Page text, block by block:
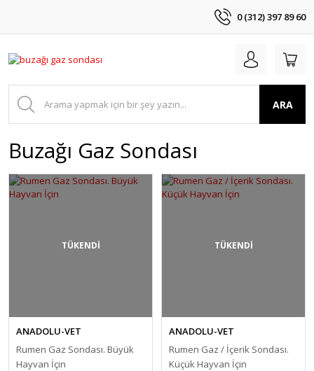
0 (312) 397 89 60
ARA
Buzağı Gaz Sondası
TÜKENDİ
ANADOLU-VET
Rumen Gaz Sondası. Büyük
Hayvan İçin
TÜKENDİ
ANADOLU-VET
Rumen Gaz / İçerik Sondası.
Küçük Hayvan İçin